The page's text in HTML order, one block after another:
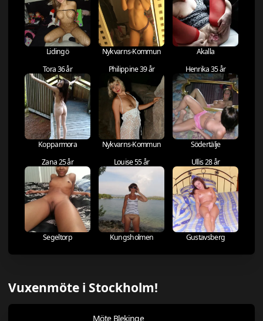
Lidingö Nykvarns-Kommun
Akalla
Tora 36 år
Kopparmora
Philippine 39 år
Nykvarns-Kommun
Henrika 35 år
Södertälje
Zana 25 år
Segeltorp
Louise 55 år
Kungsholmen
Ullis 28 år
Gustavsberg
Vuxenmöte i Stockholm!
Möte Blekinge